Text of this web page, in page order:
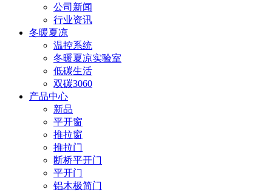
公司新闻
行业资讯
冬暖夏凉
温控系统
冬暖夏凉实验室
低碳生活
双碳3060
产品中心
新品
平开窗
推拉窗
推拉门
断桥平开门
平开门
铝木极简门